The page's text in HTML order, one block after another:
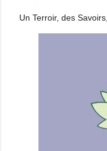
Un Terroir, des